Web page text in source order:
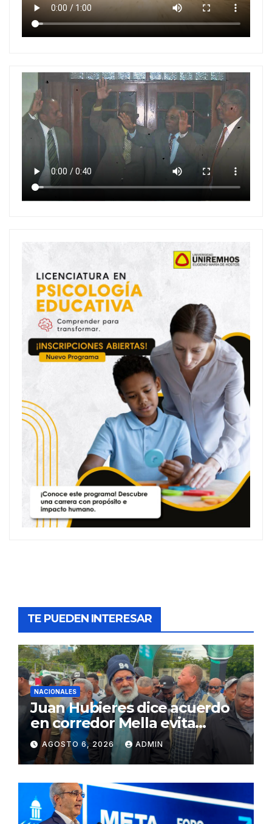
TE PUEDEN INTERESAR
NACIONALES
Juan Hubieres dice acuerdo
en corredor Mella evita
conflictos innecesarios
AGOSTO 6, 2026 ADMIN